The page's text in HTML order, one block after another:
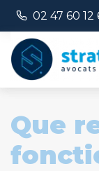
Numéro de
02 47 60 12
Que
Panneau de